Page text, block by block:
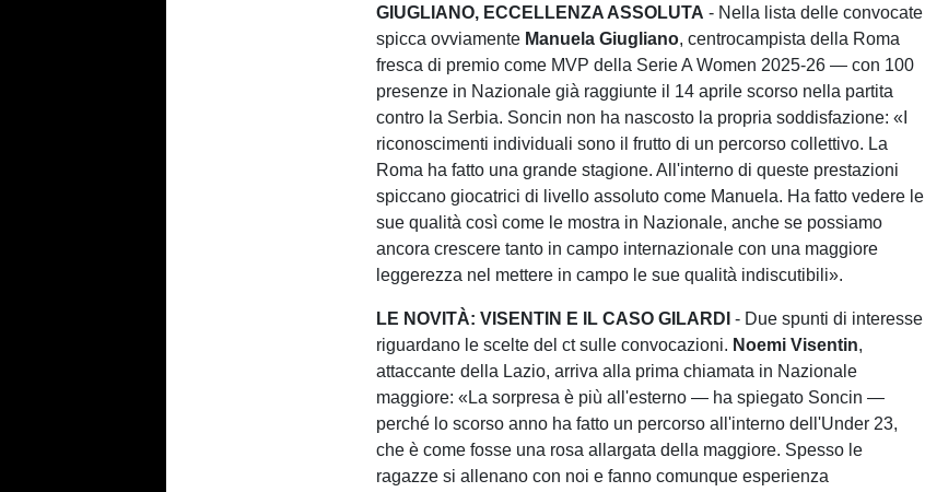
GIUGLIANO, ECCELLENZA ASSOLUTA - Nella lista delle convocate
spicca ovviamente Manuela Giugliano, centrocampista della Roma
fresca di premio come MVP della Serie A Women 2025-26 — con 100
presenze in Nazionale già raggiunte il 14 aprile scorso nella partita
contro la Serbia. Soncin non ha nascosto la propria soddisfazione: «I
riconoscimenti individuali sono il frutto di un percorso collettivo. La
Roma ha fatto una grande stagione. All'interno di queste prestazioni
spiccano giocatrici di livello assoluto come Manuela. Ha fatto vedere le
sue qualità così come le mostra in Nazionale, anche se possiamo
ancora crescere tanto in campo internazionale con una maggiore
leggerezza nel mettere in campo le sue qualità indiscutibili».
LE NOVITÀ: VISENTIN E IL CASO GILARDI - Due spunti di interesse
riguardano le scelte del ct sulle convocazioni. Noemi Visentin,
attaccante della Lazio, arriva alla prima chiamata in Nazionale
maggiore: «La sorpresa è più all'esterno — ha spiegato Soncin —
perché lo scorso anno ha fatto un percorso all'interno dell'Under 23,
che è come fosse una rosa allargata della maggiore. Spesso le
ragazze si allenano con noi e fanno comunque esperienza